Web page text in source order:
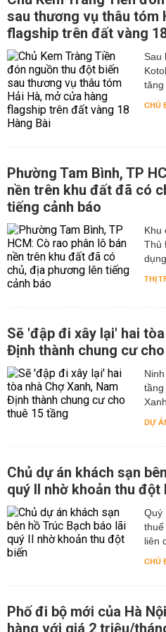
sau thương vụ thâu tóm
flagship trên đất vàng
Sau
tăng
CHỦ
Phường Tam Bình, TP
nền trên khu đất đã có
tiếng cảnh báo
Khu
Thủ
THỊ
Sẽ 'đập đi xây lại' hai
Định thành chung cư
tầng
DỰ
Chủ dự án khách sạn
quý II nhờ khoản thu đột
Quý
thuế
liên
CHỦ
Phố đi bộ mới của Hà
hàng với giá 2 triệu/